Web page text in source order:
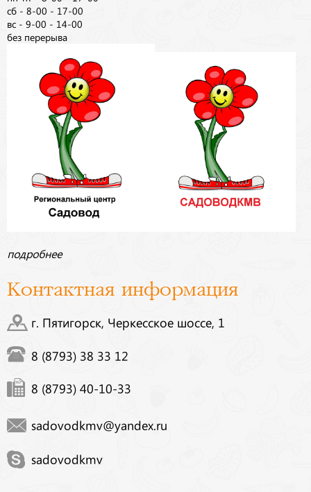
сб - 8-00 - 17-00
вс - 9-00 - 14-00
без перерыва
подробнее
Контактная информация
г. Пятигорск, Черкесское шоссе, 1
8 (8793) 38 33 12
8 (8793) 40-10-33
sadovodkmv@yandex.ru
sadovodkmv